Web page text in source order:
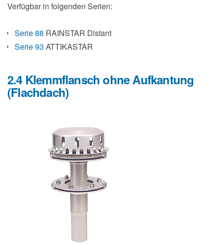
Verfügbar in folgenden Serien:
Serie 88 RAINSTAR Distant
Serie 93 ATTIKASTAR
2.4 Klemmflansch ohne Aufkantung
(Flachdach)